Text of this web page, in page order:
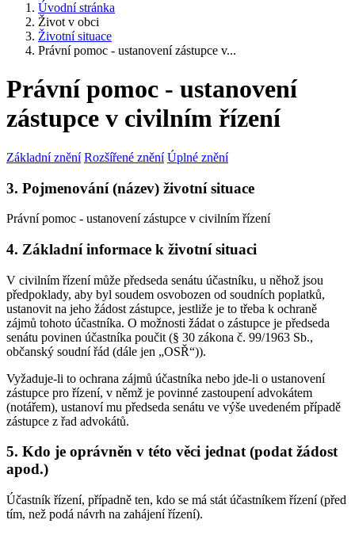
Úvodní stránka
Život v obci
Životní situace
Právní pomoc - ustanovení zástupce v...
Právní pomoc - ustanovení
zástupce v civilním řízení
Základní znění Rozšířené znění Úplné znění
3. Pojmenování (název) životní situace
Právní pomoc - ustanovení zástupce v civilním řízení
4. Základní informace k životní situaci
V civilním řízení může předseda senátu účastníku, u něhož jsou
předpoklady, aby byl soudem osvobozen od soudních poplatků,
ustanovit na jeho žádost zástupce, jestliže je to třeba k ochraně
zájmů tohoto účastníka. O možnosti žádat o zástupce je předseda
senátu povinen účastníka poučit (§ 30 zákona č. 99/1963 Sb.,
občanský soudní řád (dále jen „OSŘ“)).
Vyžaduje-li to ochrana zájmů účastníka nebo jde-li o ustanovení
zástupce pro řízení, v němž je povinné zastoupení advokátem
(notářem), ustanoví mu předseda senátu ve výše uvedeném případě
zástupce z řad advokátů.
5. Kdo je oprávněn v této věci jednat (podat žádost
apod.)
Účastník řízení, případně ten, kdo se má stát účastníkem řízení (před
tím, než podá návrh na zahájení řízení).